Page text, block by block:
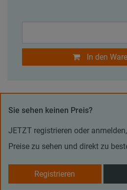
In den
Sie sehen keinen Preis?
JETZT registrieren oder
Preise zu sehen und direkt zu
Registrieren